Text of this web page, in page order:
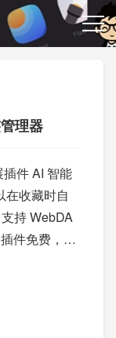
理器
件 AI 智能
在收藏时自
持 WebDA
件免费，配